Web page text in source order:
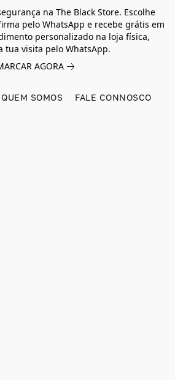
na The Black Store. Escolhe
pelo WhatsApp e recebe grátis em
personalizado na loja física,
tua visita pelo WhatsApp.
AGORA
QUEM SOMOS FALE CONNOSCO